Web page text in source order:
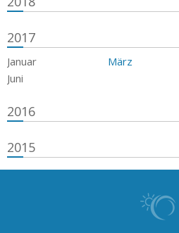
2017
Januar März
Juni
2016
2015